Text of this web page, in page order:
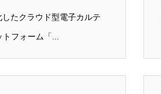
たクラウド型電子カルテ
フォーム「...